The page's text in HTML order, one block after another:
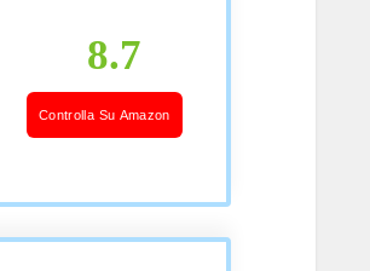
8.7
Controlla Su Amazon